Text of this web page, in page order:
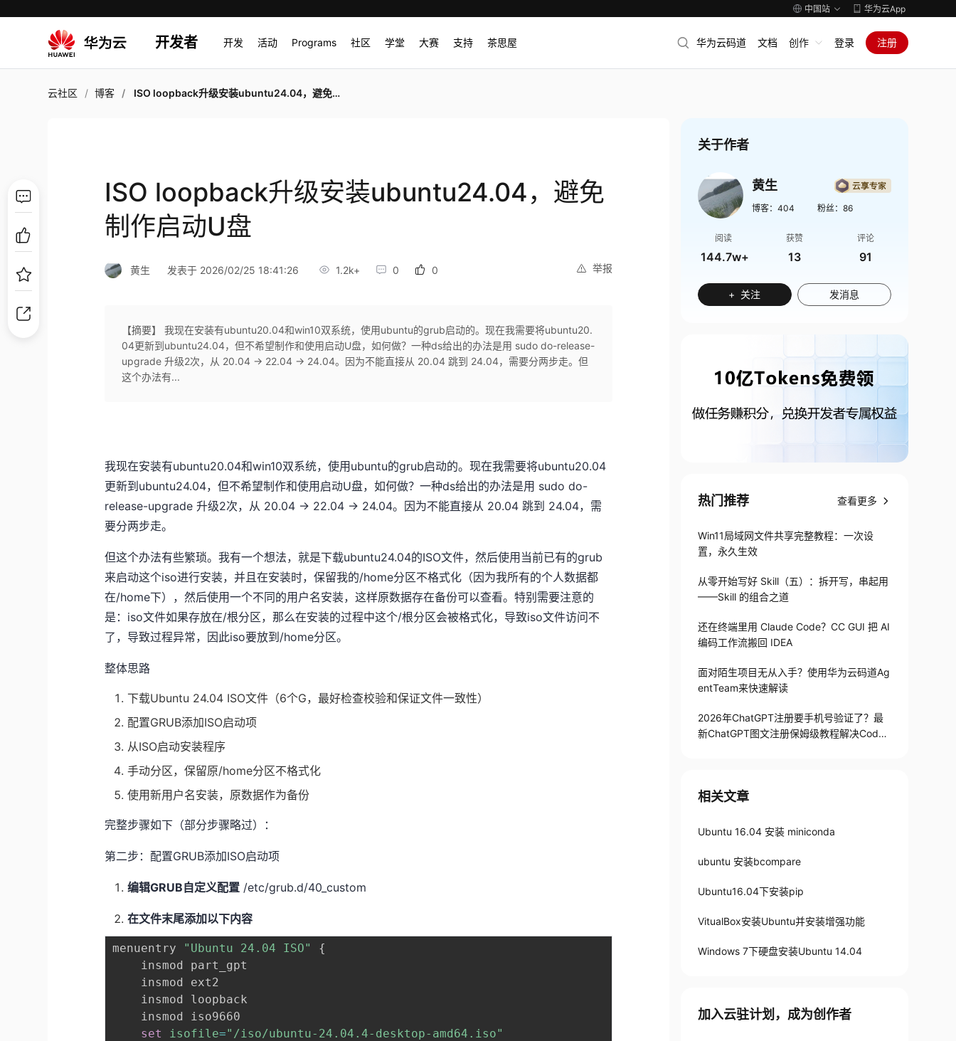
中国站 华为云App
开发者 开发 活动 Programs 社区 学堂 大赛 支持 茶思屋 华为云码道 文档 创作 登录 注册
云社区 博客 ISO loopback升级安装ubuntu24.04，避免制作启动U盘
ISO loopback升级安装ubuntu24.04，避免
制作启动U盘
举报
黄生 发表于 2026/02/25 18:41:26 1.2k+ 0 0
【摘要】 我现在安装有ubuntu20.04和win10双系统，使用ubuntu的grub启动的。现在我需要将ubuntu20.
04更新到ubuntu24.04，但不希望制作和使用启动U盘，如何做？一种ds给出的办法是用 sudo do-release-
upgrade 升级2次，从 20.04 -> 22.04 -> 24.04。因为不能直接从 20.04 跳到 24.04，需要分两步走。但
这个办法有...
我现在安装有ubuntu20.04和win10双系统，使用ubuntu的grub启动的。现在我需要将ubuntu20.04
更新到ubuntu24.04，但不希望制作和使用启动U盘，如何做？一种ds给出的办法是用 sudo do-
release-upgrade 升级2次，从 20.04 -> 22.04 -> 24.04。因为不能直接从 20.04 跳到 24.04，需
要分两步走。
但这个办法有些繁琐。我有一个想法，就是下载ubuntu24.04的ISO文件，然后使用当前已有的grub
来启动这个iso进行安装，并且在安装时，保留我的/home分区不格式化（因为我所有的个人数据都
在/home下），然后使用一个不同的用户名安装，这样原数据存在备份可以查看。特别需要注意的
是：iso文件如果存放在/根分区，那么在安装的过程中这个/根分区会被格式化，导致iso文件访问不
了，导致过程异常，因此iso要放到/home分区。
整体思路
下载Ubuntu 24.04 ISO文件（6个G，最好检查校验和保证文件一致性）
配置GRUB添加ISO启动项
从ISO启动安装程序
手动分区，保留原/home分区不格式化
使用新用户名安装，原数据作为备份
完整步骤如下（部分步骤略过）：
第二步：配置GRUB添加ISO启动项
编辑GRUB自定义配置 /etc/grub.d/40_custom
在文件末尾添加以下内容
menuentry "Ubuntu 24.04 ISO"
{
    insmod part_gpt
    insmod ext2
    insmod loopback
    insmod iso9660
set
isofile="/iso/ubuntu-24.04.4-desktop-amd64.iso"
关于作者
黄生
博客： 404 粉丝： 86
阅读
144.7w+
获赞
13
评论
91
+ 关注 发消息
热门推荐 查看更多
Win11局域网文件共享完整教程：一次设
置，永久生效
从零开始写好 Skill（五）：拆开写，串起用
——Skill 的组合之道
还在终端里用 Claude Code？CC GUI 把 AI
编码工作流搬回 IDEA
面对陌生项目无从入手？使用华为云码道Ag
entTeam来快速解读
2026年ChatGPT注册要手机号验证了？最
新ChatGPT图文注册保姆级教程解决Codex
相关文章
Ubuntu 16.04 安装 miniconda
ubuntu 安装bcompare
Ubuntu16.04下安装pip
VitualBox安装Ubuntu并安装增强功能
Windows 7下硬盘安装Ubuntu 14.04
加入云驻计划，成为创作者